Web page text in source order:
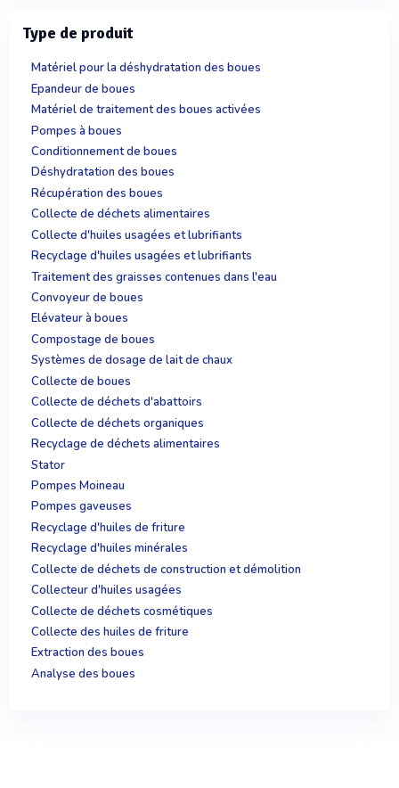
Type de produit
Matériel pour la déshydratation des boues
Epandeur de boues
Matériel de traitement des boues activées
Pompes à boues
Conditionnement de boues
Déshydratation des boues
Récupération des boues
Collecte de déchets alimentaires
Collecte d'huiles usagées et lubrifiants
Recyclage d'huiles usagées et lubrifiants
Traitement des graisses contenues dans l'eau
Convoyeur de boues
Elévateur à boues
Compostage de boues
Systèmes de dosage de lait de chaux
Collecte de boues
Collecte de déchets d'abattoirs
Collecte de déchets organiques
Recyclage de déchets alimentaires
Stator
Pompes Moineau
Pompes gaveuses
Recyclage d'huiles de friture
Recyclage d'huiles minérales
Collecte de déchets de construction et démolition
Collecteur d'huiles usagées
Collecte de déchets cosmétiques
Collecte des huiles de friture
Extraction des boues
Analyse des boues